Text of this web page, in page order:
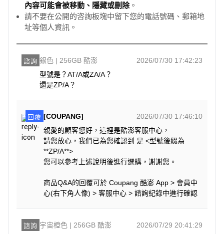
內容可能會被移動、隱藏或刪除。
請不要在公開的咨詢板塊中留下您的電話號碼、郵箱地
址等個人資訊。
諮詢 銀色 | 256GB 酷澎
2026/07/30 17:42:23
型號是？AT/A或ZA/A？
還是ZP/A？
回覆 [COUPANG]
2026/07/30 17:46:10
親愛的顧客您好，這裡是酷澎客服中心，
請您放心，我們已為您確認到 是 <型號後綴為
**ZP/A**>
您可以參考上述說明後進行選購，謝謝您。
商品Q&A的回覆可於 Coupang 酷澎 App > 會員中
心(右下角人像) > 客服中心 > 諮詢紀錄中進行確認
諮詢 宇宙橙色 | 256GB 酷澎
2026/07/29 20:41:29